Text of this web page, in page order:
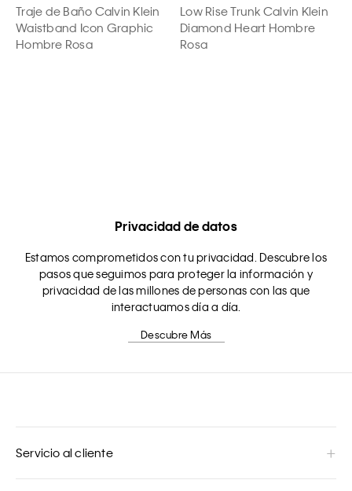
Traje de Baño Calvin Klein
Waistband Icon Graphic
Hombre Rosa
Low Rise Trunk Calvin Klein
Diamond Heart Hombre
Rosa
Privacidad de datos
Estamos comprometidos con tu privacidad. Descubre los
pasos que seguimos para proteger la información y
privacidad de las millones de personas con las que
interactuamos día a día.
Descubre Más
Servicio al cliente